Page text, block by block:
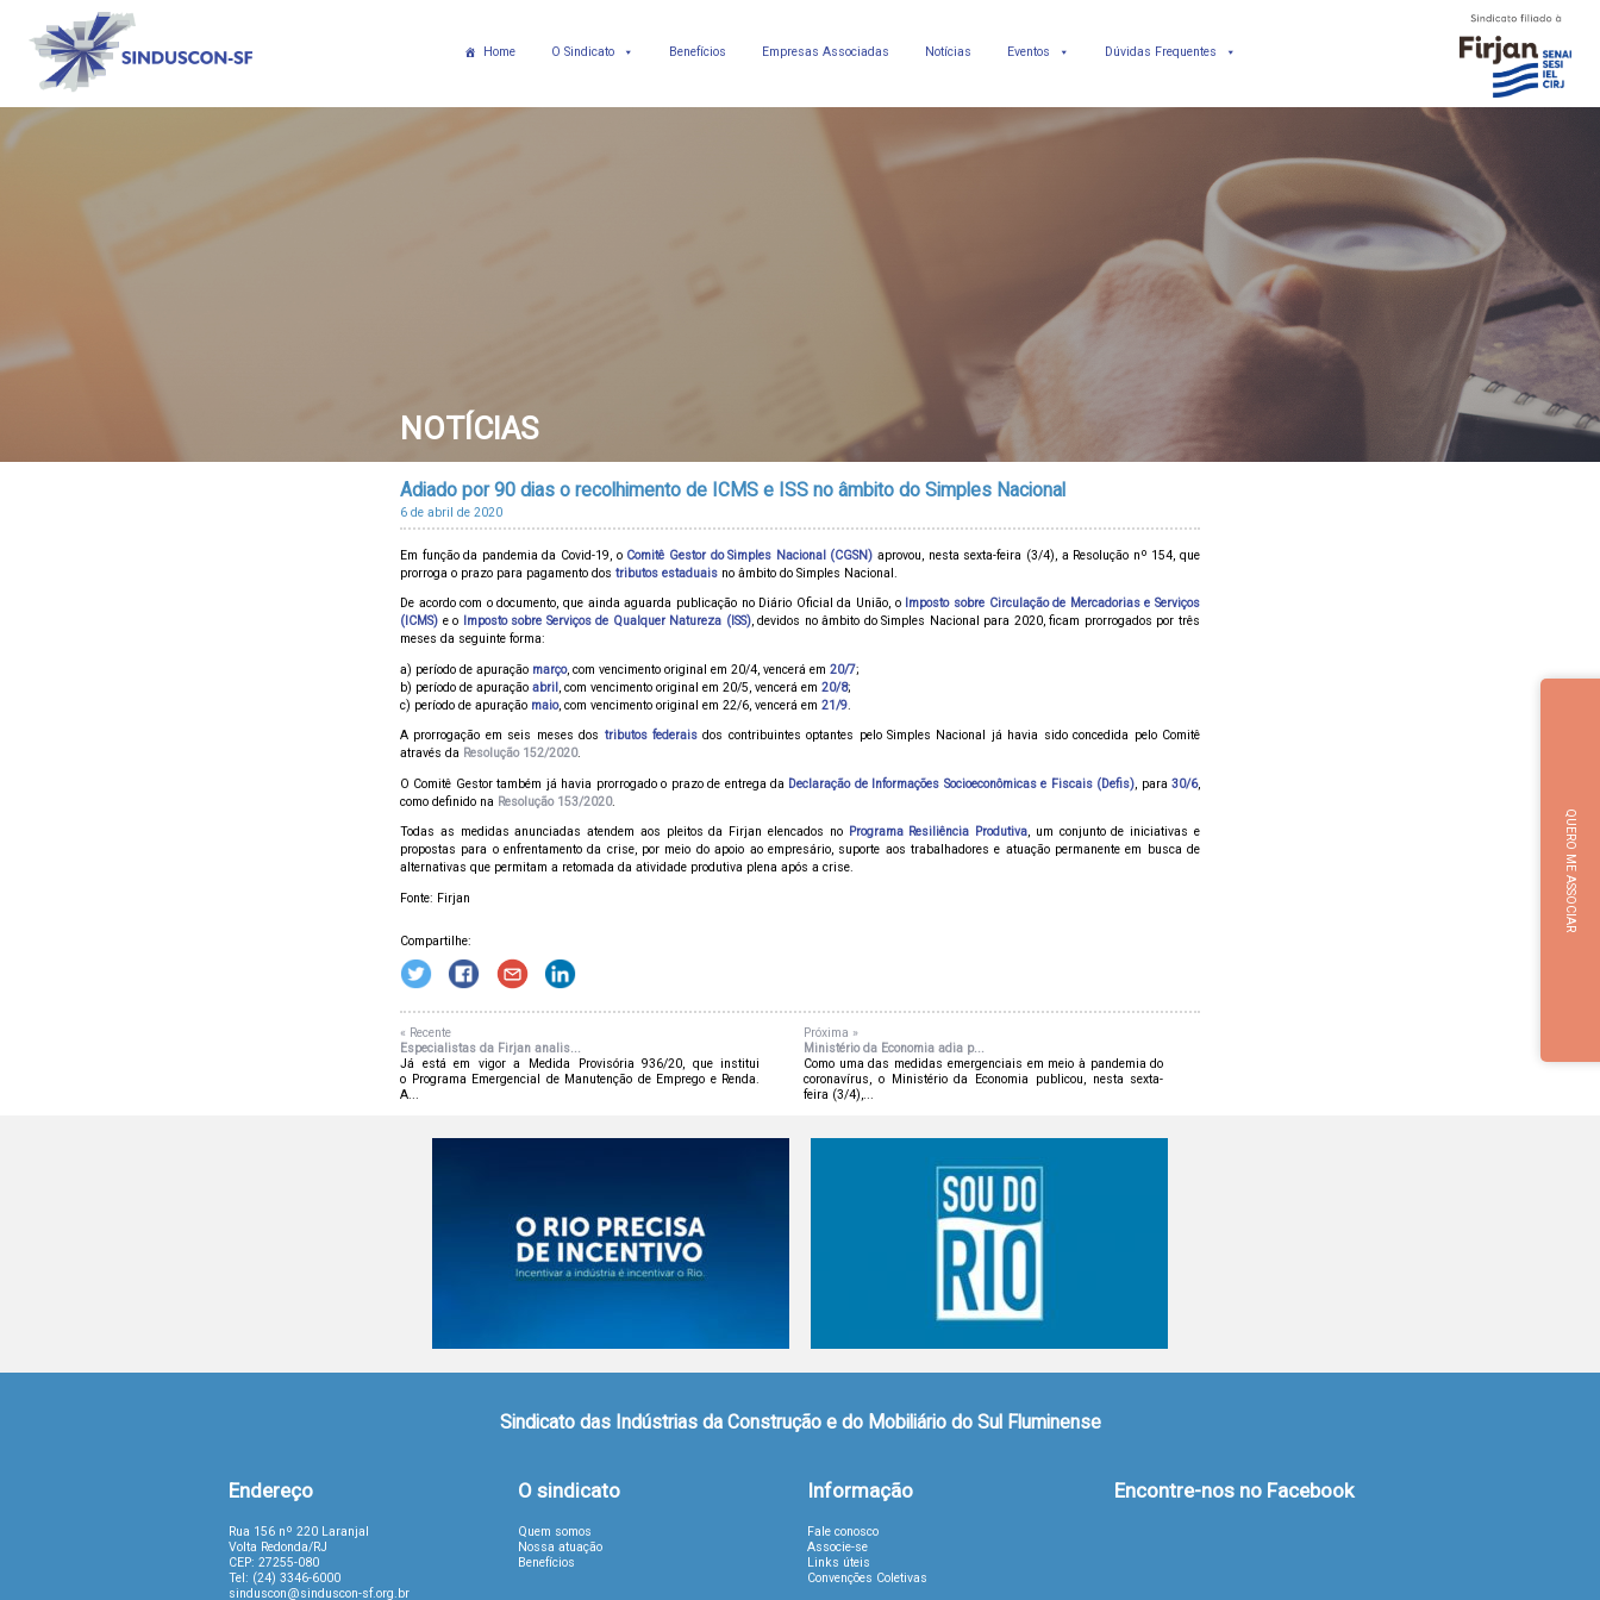
Home O Sindicato Benefícios Empresas Associadas Notícias Eventos Dúvidas Frequentes
NOTÍCIAS
Adiado por 90 dias o recolhimento de ICMS e ISS no âmbito do Simples Nacional
6 de abril de 2020
Em função da pandemia da Covid-19, o Comitê Gestor do Simples Nacional (CGSN) aprovou, nesta sexta-feira (3/4), a Resolução nº 154, que
prorroga o prazo para pagamento dos tributos estaduais no âmbito do Simples Nacional.
De acordo com o documento, que ainda aguarda publicação no Diário Oficial da União, oImposto sobre Circulação de Mercadorias e Serviços
(ICMS) e o Imposto sobre Serviços de Qualquer Natureza (ISS), devidos no âmbito do Simples Nacional para 2020, ficam prorrogados por três
meses da seguinte forma:
a) período de apuração março, com vencimento original em 20/4, vencerá em 20/7;
b) período de apuração abril, com vencimento original em 20/5, vencerá em 20/8;
c) período de apuração maio, com vencimento original em 22/6, vencerá em 21/9.
A prorrogação em seis meses dos tributos federaisdos contribuintes optantes pelo Simples Nacional já havia sido concedida pelo Comitê
através da Resolução 152/2020.
O Comitê Gestor também já havia prorrogado o prazo de entrega da Declaração de Informações Socioeconômicas e Fiscais (Defis), para30/6,
como definido na Resolução 153/2020.
Todas as medidas anunciadas atendem aos pleitos da Firjan elencados no Programa Resiliência Produtiva, um conjunto de iniciativas e
propostas para o enfrentamento da crise, por meio do apoio ao empresário, suporte aos trabalhadores e atuação permanente em busca de
alternativas que permitam a retomada da atividade produtiva plena após a crise.
Fonte: Firjan
Compartilhe:
« Recente
Especialistas da Firjan analis...
Já está em vigor a Medida Provisória 936/20, que institui
o Programa Emergencial de Manutenção de Emprego e Renda.
A...
Próxima »
Ministério da Economia adia p...
Como uma das medidas emergenciais em meio à pandemia do
coronavírus, o Ministério da Economia publicou, nesta sexta-
feira (3/4),...
Sindicato das Indústrias da Construção e do Mobiliário do Sul Fluminense
Endereço
Rua 156 nº 220 Laranjal
Volta Redonda/RJ
CEP: 27255-080
Tel: (24) 3346-6000
sinduscon@sinduscon-sf.org.br
O sindicato
Quem somos
Nossa atuação
Benefícios
Informação
Fale conosco
Associe-se
Links úteis
Convenções Coletivas
Encontre-nos no Facebook
QUERO ME ASSOCIAR